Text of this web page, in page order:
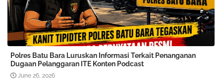
Polres Batu Bara Luruskan Informasi Terkait Penanganan
Dugaan Pelanggaran ITE Konten Podcast
June 26, 2026